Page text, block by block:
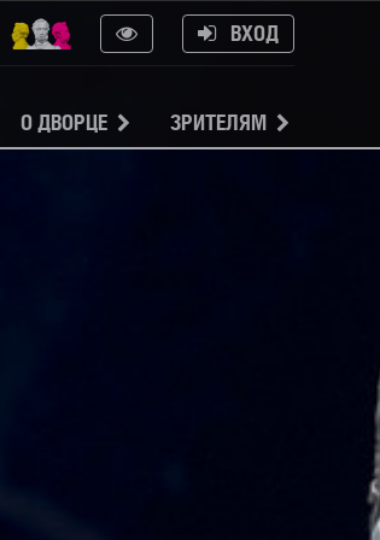
ВХОД
О ДВОРЦЕ ЗРИТЕЛЯМ